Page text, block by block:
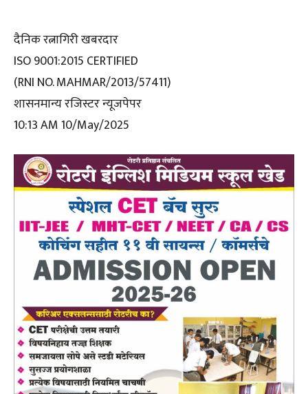
दैनिक रत्नागिरी खबरदार
ISO 9001:2015 CERTIFIED
(RNI NO. MAHMAR/2013/57411)
शासनमान्य रजिस्टर न्यूजपेपर
10:13 AM 10/May/2025